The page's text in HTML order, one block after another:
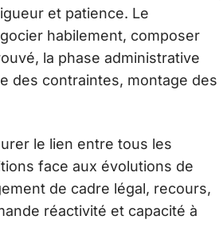
et patience. Le
habilement, composer
la phase administrative
des contraintes, montage des
le lien entre tous les
face aux évolutions de
de cadre légal, recours,
réactivité et capacité à